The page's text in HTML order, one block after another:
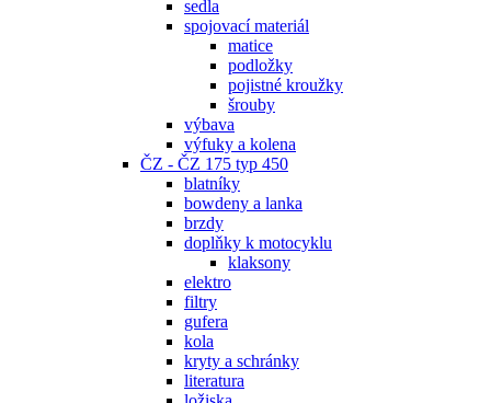
sedla
spojovací materiál
matice
podložky
pojistné kroužky
šrouby
výbava
výfuky a kolena
ČZ - ČZ 175 typ 450
blatníky
bowdeny a lanka
brzdy
doplňky k motocyklu
klaksony
elektro
filtry
gufera
kola
kryty a schránky
literatura